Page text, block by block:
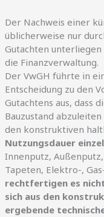
Der Nachweis einer
üblicherweise nur
Gutachten
die Finanzverwaltung.
Der VwGH führte in
Entscheidung zu den
Gutachtens aus, dass
Bauzustand
den konstruktiven
Nutzungsdauer
Innenputz,
Tapeten, Elektro-,
rechtfertigen es
sich aus den
ergebende